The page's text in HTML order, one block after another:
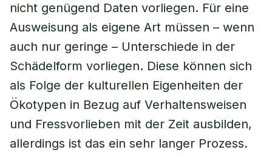
nicht genügend Daten vorliegen. Für eine
Ausweisung als eigene Art müssen – wenn
auch nur geringe – Unterschiede in der
Schädelform vorliegen. Diese können sich
als Folge der kulturellen Eigenheiten der
Ökotypen in Bezug auf Verhaltensweisen
und Fressvorlieben mit der Zeit ausbilden,
allerdings ist das ein sehr langer Prozess.